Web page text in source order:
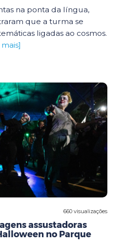
na ponta da língua,
que a turma se
ligadas ao cosmos.
660 visualizações
assustadoras
no Parque